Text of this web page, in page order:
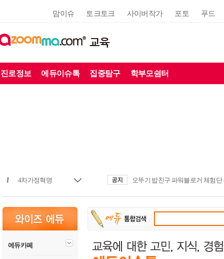
맘이슈 토크토크 사이버작가 포토 푸드
교육
진로정보 에듀이슈톡 집중탐구 학부모쉼터
1 4차가정혁명
에듀카페